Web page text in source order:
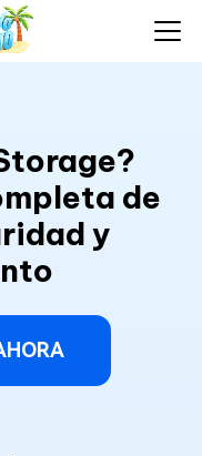
de
y